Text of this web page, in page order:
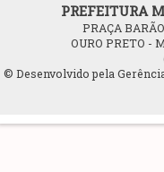
PREFEITURA
PRAÇA
OURO PRETO -
© Desenvolvido pela